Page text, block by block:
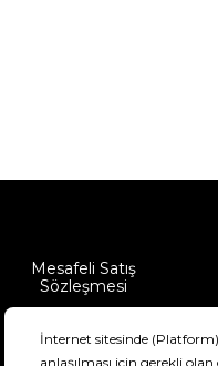
Mesafeli Satış
Sözleşmesi